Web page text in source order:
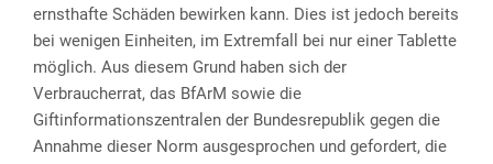
ernsthafte Schäden bewirken kann. Dies ist jedoch bereits
bei wenigen Einheiten, im Extremfall bei nur einer Tablette
möglich. Aus diesem Grund haben sich der
Verbraucherrat, das BfArM sowie die
Giftinformationszentralen der Bundesrepublik gegen die
Annahme dieser Norm ausgesprochen und gefordert, die